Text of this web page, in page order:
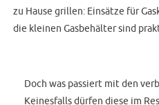
zu Hause grillen: Einsätze für
die kleinen Gasbehälter sind
Doch was passiert mit den
Keinesfalls dürfen diese im